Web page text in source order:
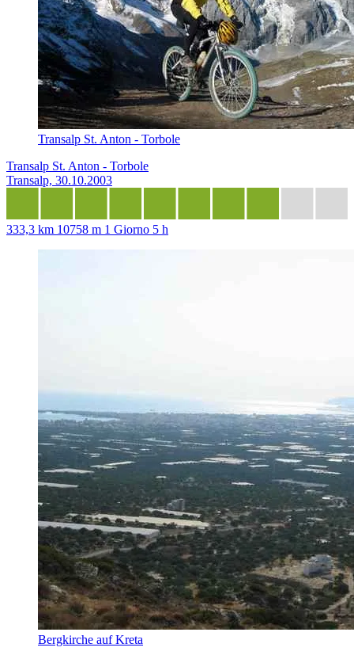
Transalp St. Anton - Torbole
Transalp St. Anton - Torbole
Transalp, 30.10.2003
333,3 km 10758 m 1 Giorno 5 h
Bergkirche auf Kreta